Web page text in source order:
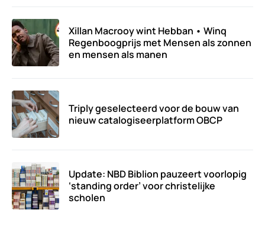
Xillan Macrooy wint Hebban • Winq
Regenboogprijs met Mensen als zonnen
en mensen als manen
Triply geselecteerd voor de bouw van
nieuw catalogiseerplatform OBCP
Update: NBD Biblion pauzeert voorlopig
‘standing order’ voor christelijke
scholen